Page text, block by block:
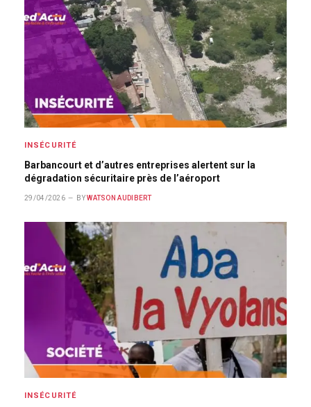
INSÉCURITÉ
Barbancourt et d’autres entreprises alertent sur la
dégradation sécuritaire près de l’aéroport
29/04/2026 BY WATSON AUDIBERT
INSÉCURITÉ